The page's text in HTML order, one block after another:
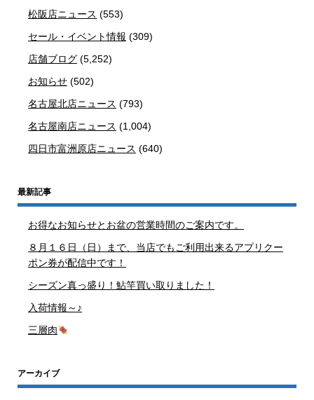
松阪店ニュース (553)
セール・イベント情報 (309)
店舗ブログ (5,252)
お知らせ (502)
名古屋北店ニュース (793)
名古屋南店ニュース (1,004)
四日市富洲原店ニュース (640)
最新記事
お得なお知らせとお盆の営業時間のご案内です。
８月１６日（日）まで、当店でもご利用出来るアプリクー
ポン券が配信中です！
シーズン真っ盛り！鮎竿買い取りました！
入荷情報～♪
三層肉
アーカイブ